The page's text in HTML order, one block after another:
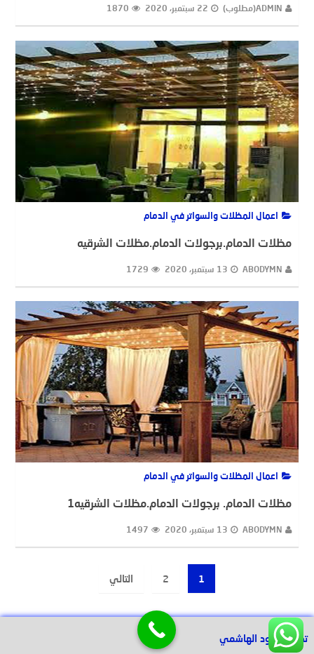
ADMIN(مطلوب) 22 سبتمبر، 2020 1870
اعمال المظلات والسواتر في الدمام
مظلات الدمام.برجولات الدمام.مظلات الشرقيه
ABODYMN 13 سبتمبر، 2020 1729
اعمال المظلات والسواتر في الدمام
مظلات الدمام. برجولات الدمام.مظلات الشرقيه1
ABODYMN 13 سبتمبر، 2020 1497
1
2 التالي
تصميم عبود الهاشمي